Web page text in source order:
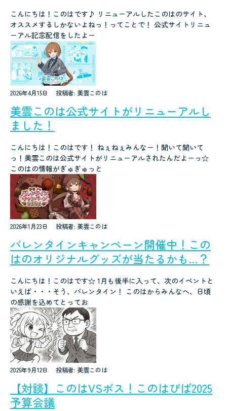
こんにちは！このはです♪ リニューアルしたこのはのサイト、
オススメするしかないよねっ！ってことで！ 公式サイトリニュ
ーアル記念配信をしたよー
2026年4月15日 投稿者: 美雲このは
美雲このは公式サイトがリニューアルし
ました！
こんにちは！このはです！ ねぇねぇみんなー！聞いて聞いて
っ！美雲このは公式サイトがリニューアルされたんだよーっ☆
このはの情報がぎゅぎゅっと
2026年1月23日 投稿者: 美雲このは
バレンタインキャンペーン開催中！この
はのオリジナルグッズが当たるかも…？
こんにちは！このはです☆ 1月も後半に入って、次のイベントと
いえば・・・そう、バレンタイン！ このはからみんなへ、日頃
の感謝を込めてとってお
2025年9月12日 投稿者: 美雲このは
【対談】このはVSボス！このはぴば2025
予算会議